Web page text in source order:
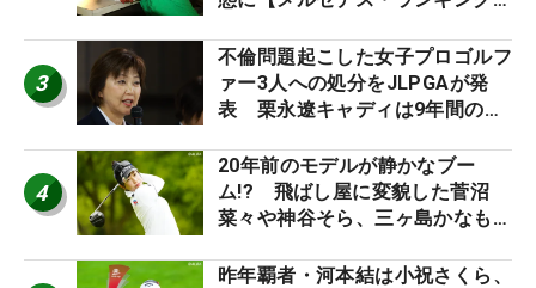
3
不倫問題起こした女子プロゴルフ
ァー3人への処分をJLPGAが発
表 栗永遼キャディは9年間の立
4
20年前のモデルが静かなブー
ム!? 飛ばし屋に変貌した菅沼
菜々や神谷そら、三ヶ島かなも使
ロたちの“飛ばしギア”】
昨年覇者・河本結は小祝さくら、